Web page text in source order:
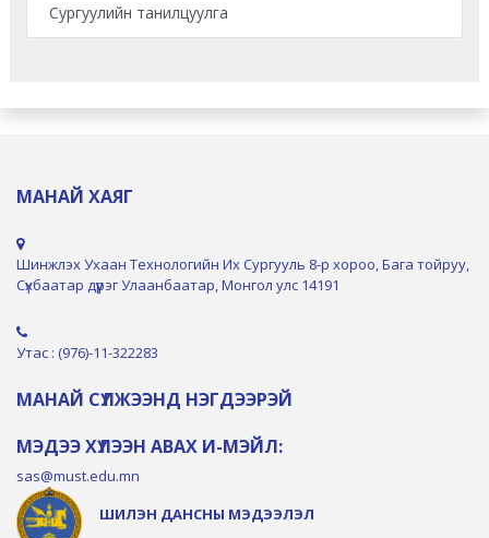
Сургуулийн танилцуулга
МАНАЙ ХАЯГ
Шинжлэх Ухаан Технологийн Их Сургууль 8-р хороо, Бага тойруу,
Сүхбаатар дүүрэг Улаанбаатар, Монгол улс 14191
Утас : (976)-11-322283
МАНАЙ СҮЛЖЭЭНД НЭГДЭЭРЭЙ
МЭДЭЭ ХҮЛЭЭН АВАХ И-МЭЙЛ:
sas@must.edu.mn
ШИЛЭН ДАНСНЫ МЭДЭЭЛЭЛ